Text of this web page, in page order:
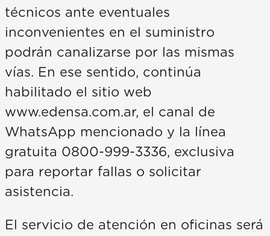
técnicos ante eventuales
inconvenientes en el suministro
podrán canalizarse por las mismas
vías. En ese sentido, continúa
habilitado el sitio web
www.edensa.com.ar, el canal de
WhatsApp mencionado y la línea
gratuita 0800-999-3336, exclusiva
para reportar fallas o solicitar
asistencia.
El servicio de atención en oficinas será